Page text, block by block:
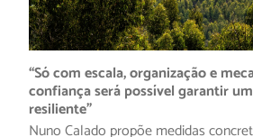
“Só com escala, organização e
confiança será possível garantir
resiliente”
Nuno Calado propõe medidas